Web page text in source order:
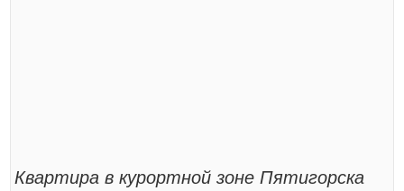
Квартира в курортной зоне Пятигорска